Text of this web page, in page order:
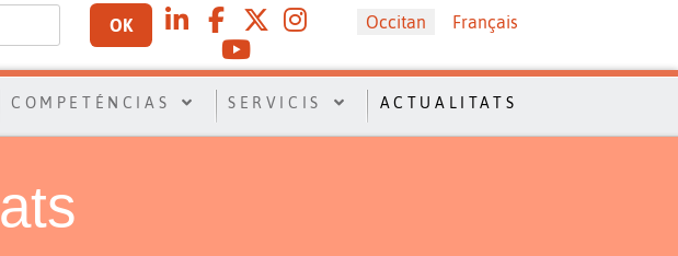
OK Sélectionnez votre langue
Occitan Français
COMPETÉNCIAS SERVICIS ACTUALITATS